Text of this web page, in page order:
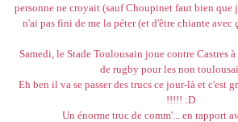
personne ne croyait (sauf Choupinet faut bien que
n'ai pas fini de me la péter (et d'être chiante
Samedi, le Stade Toulousain joue contre Castres
de rugby pour les non
Eh ben il va se passer des trucs ce jour-là et
!!!!! :D
Un énorme truc de comm'... en rapport